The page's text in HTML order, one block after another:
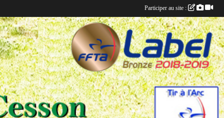
Participer au site :